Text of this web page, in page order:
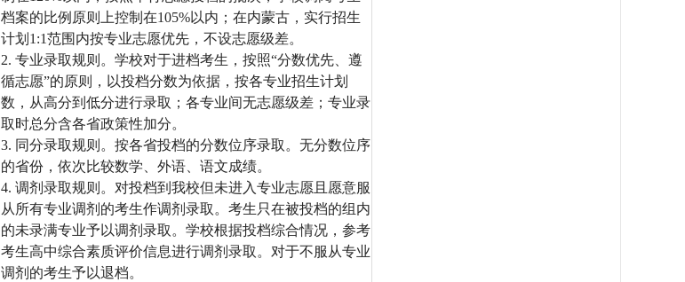
档案的比例原则上控制在105%以内；在内蒙古，实行招生
计划1:1范围内按专业志愿优先，不设志愿级差。
2. 专业录取规则。学校对于进档考生，按照“分数优先、遵
循志愿”的原则，以投档分数为依据，按各专业招生计划
数，从高分到低分进行录取；各专业间无志愿级差；专业录
取时总分含各省政策性加分。
3. 同分录取规则。按各省投档的分数位序录取。无分数位序
的省份，依次比较数学、外语、语文成绩。
4. 调剂录取规则。对投档到我校但未进入专业志愿且愿意服
从所有专业调剂的考生作调剂录取。考生只在被投档的组内
的未录满专业予以调剂录取。学校根据投档综合情况，参考
考生高中综合素质评价信息进行调剂录取。对于不服从专业
调剂的考生予以退档。